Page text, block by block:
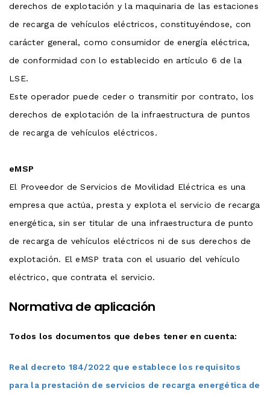
derechos de explotación y la maquinaria de las estaciones
de recarga de vehículos eléctricos, constituyéndose, con
carácter general, como consumidor de energía eléctrica,
de conformidad con lo establecido en artículo 6 de la
LSE.
Este operador puede ceder o transmitir por contrato, los
derechos de explotación de la infraestructura de puntos
de recarga de vehículos eléctricos.
eMSP
El Proveedor de Servicios de Movilidad Eléctrica es una
empresa que actúa, presta y explota el servicio de recarga
energética, sin ser titular de una infraestructura de punto
de recarga de vehículos eléctricos ni de sus derechos de
explotación. El eMSP trata con el usuario del vehículo
eléctrico, que contrata el servicio.
Normativa de aplicación
Todos los documentos que debes tener en cuenta:
Real decreto 184/2022 que establece los requisitos
para la prestación de servicios de recarga energética de